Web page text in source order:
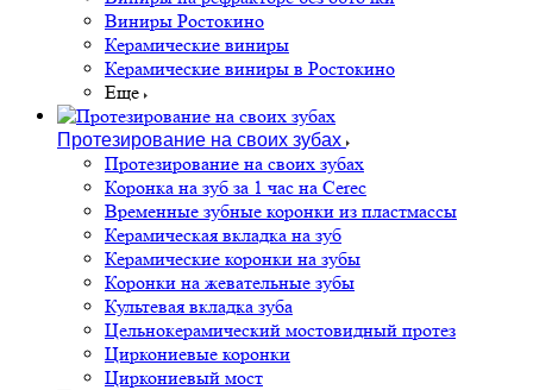
Виниры Ростокино
Керамические виниры
Керамические виниры в Ростокино
Еще
Протезирование на своих зубах
Протезирование на своих зубах
Коронка на зуб за 1 час на Cerec
Временные зубные коронки из пластмассы
Керамическая вкладка на зуб
Керамические коронки на зубы
Коронки на жевательные зубы
Культевая вкладка зуба
Цельнокерамический мостовидный протез
Циркониевые коронки
Циркониевый мост